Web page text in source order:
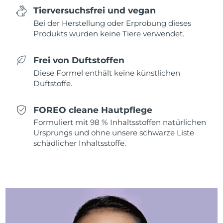
Tierversuchsfrei und vegan
Bei der Herstellung oder Erprobung dieses
Produkts wurden keine Tiere verwendet.
Frei von Duftstoffen
Diese Formel enthält keine künstlichen
Duftstoffe.
FOREO cleane Hautpflege
Formuliert mit 98 % Inhaltsstoffen natürlichen
Ursprungs und ohne unsere schwarze Liste
schädlicher Inhaltsstoffe.
Saudi-Arabien Erwartete Lieferung
Singapur
Slowakei Erwartete Lieferung
Slowenien
Südafrika Erwartete Lieferung
Südkorea Erwartete Lieferung8/13/26
Erwartete Lieferung